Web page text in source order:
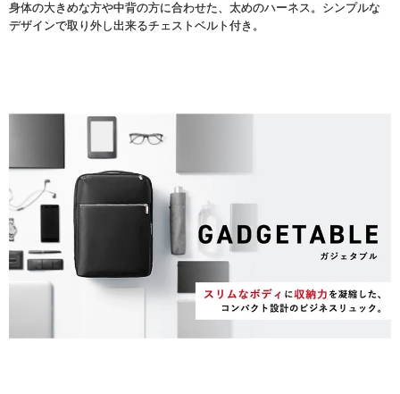
身体の大きめな方や中背の方に合わせた、太めのハーネス。シンプルな
デザインで取り外し出来るチェストベルト付き。